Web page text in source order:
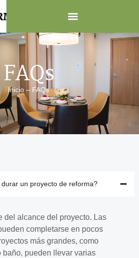
FAQs
Inicio – FAQs
un proyecto de reforma?
del alcance del proyecto. Las
completarse en pocos
más grandes, como
baño, pueden llevar varias